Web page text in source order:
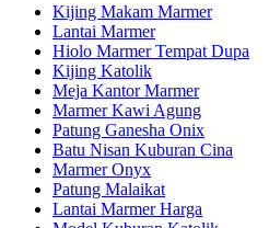
Kijing Makam Marmer
Lantai Marmer
Hiolo Marmer Tempat Dupa
Kijing Katolik
Meja Kantor Marmer
Marmer Kawi Agung
Patung Ganesha Onix
Batu Nisan Kuburan Cina
Marmer Onyx
Patung Malaikat
Lantai Marmer Harga